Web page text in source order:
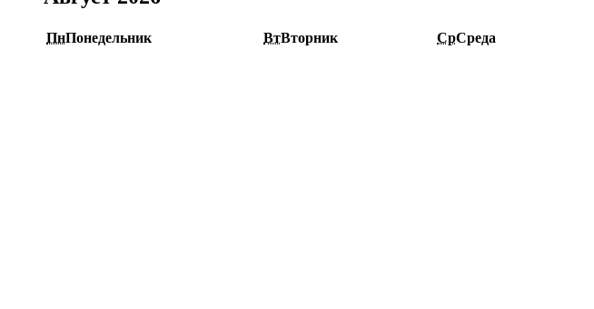
ПнПонедельник ВтВторник СрСреда